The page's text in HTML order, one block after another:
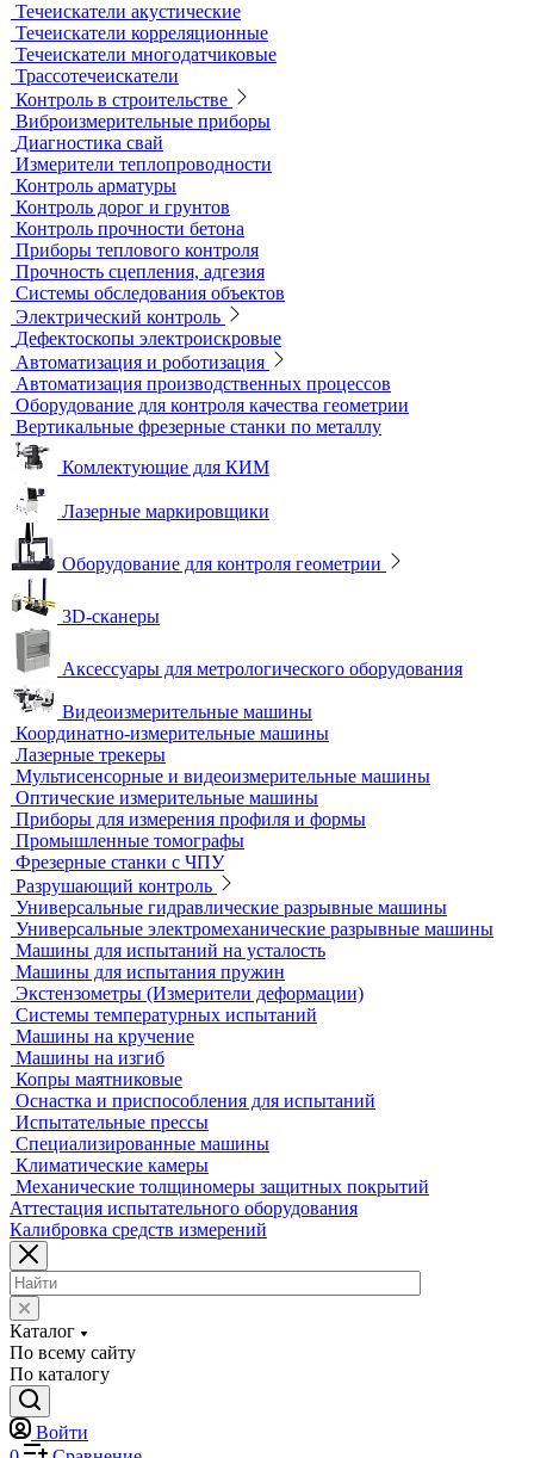
Трибометры
Контроль чистоты поверхности
Оборудование для физических испытаний покрытий
Датчики к толщиномерам покрытий
Абразиометры
Блескомеры, колориметры
Контроль герметичности
Вакуумные рамки
Вакуумные установки
Портативные гелиевые течеискатели
Течеискатели акустические
Течеискатели корреляционные
Течеискатели многодатчиковые
Трассотечеискатели
Контроль в строительстве
Виброизмерительные приборы
Диагностика свай
Измерители теплопроводности
Контроль арматуры
Контроль дорог и грунтов
Контроль прочности бетона
Приборы теплового контроля
Прочность сцепления, адгезия
Системы обследования объектов
Электрический контроль
Дефектоскопы электроискровые
Автоматизация и роботизация
Автоматизация производственных процессов
Оборудование для контроля качества геометрии
Вертикальные фрезерные станки по металлу
Комлектующие для КИМ
Лазерные маркировщики
Оборудование для контроля геометрии
3D-сканеры
Аксессуары для метрологического оборудования
Видеоизмерительные машины
Координатно-измерительные машины
Лазерные трекеры
Мультисенсорные и видеоизмерительные машины
Оптические измерительные машины
Приборы для измерения профиля и формы
Промышленные томографы
Фрезерные станки с ЧПУ
Разрушающий контроль
Универсальные гидравлические разрывные машины
Универсальные электромеханические разрывные машины
Машины для испытаний на усталость
Машины для испытания пружин
Экстензометры (Измерители деформации)
Системы температурных испытаний
Машины на кручение
Машины на изгиб
Копры маятниковые
Оснастка и приспособления для испытаний
Испытательные прессы
Специализированные машины
Климатические камеры